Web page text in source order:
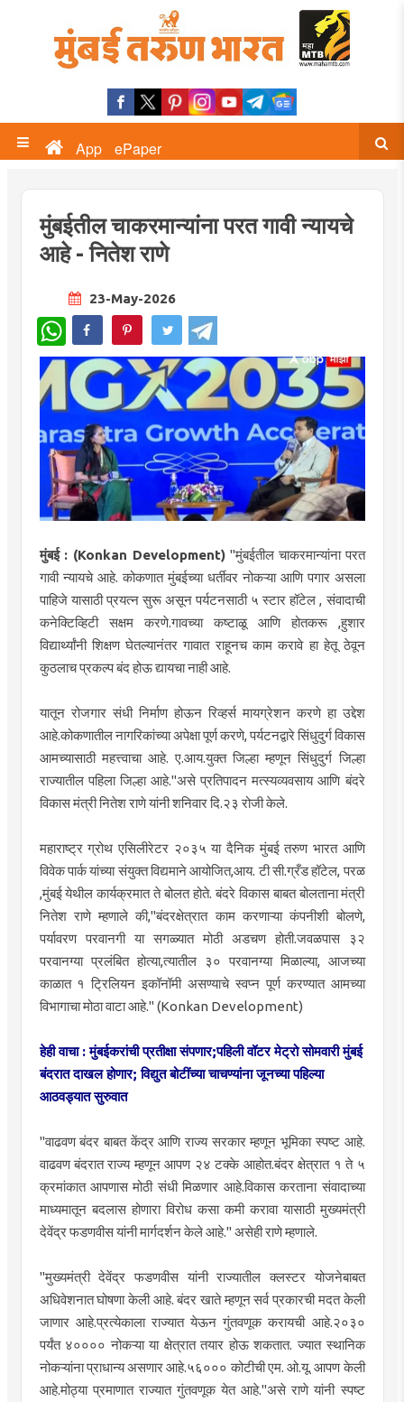
App ePaper
मुंबईतील चाकरमान्यांना परत गावी न्यायचे
आहे - नितेश राणे
23-May-2026
WhatsApp
मुंबई : (Konkan Development)"मुंबईतील चाकरमान्यांना परत
गावी न्यायचे आहे. कोकणात मुंबईच्या धर्तीवर नोकऱ्या आणि पगार असला
पाहिजे यासाठी प्रयत्न सुरू असून पर्यटनसाठी ५ स्टार हॉटेल , संवादाची
कनेक्टिव्हिटी सक्षम करणे.गावच्या कष्टाळू आणि होतकरू ,हुशार
विद्यार्थ्यांनी शिक्षण घेतल्यानंतर गावात राहूनच काम करावे हा हेतू ठेवून
कुठलाच प्रकल्प बंद होऊ द्यायचा नाही आहे.
यातून रोजगार संधी निर्माण होऊन रिव्हर्स मायग्रेशन करणे हा उद्देश
आहे.कोकणातील नागरिकांच्या अपेक्षा पूर्ण करणे, पर्यटनद्वारे सिंधुदुर्ग विकास
आमच्यासाठी महत्त्वाचा आहे. ए.आय.युक्त जिल्हा म्हणून सिंधुदुर्ग जिल्हा
राज्यातील पहिला जिल्हा आहे."असे प्रतिपादन मत्स्यव्यवसाय आणि बंदरे
विकास मंत्री नितेश राणे यांनी शनिवार दि.२३ रोजी केले.
महाराष्ट्र ग्रोथ एसिलीरेटर २०३५ या दैनिक मुंबई तरुण भारत आणि
विवेक पार्क यांच्या संयुक्त विद्यमाने आयोजित,आय. टी सी.ग्रँड हॉटेल, परळ
,मुंबई येथील कार्यक्रमात ते बोलत होते. बंदरे विकास बाबत बोलताना मंत्री
नितेश राणे म्हणाले की,"बंदरक्षेत्रात काम करणाऱ्या कंपनीशी बोलणे,
पर्यावरण परवानगी या सगळ्यात मोठी अडचण होती.जवळपास ३२
परवानग्या प्रलंबित होत्या,त्यातील ३० परवानग्या मिळाल्या, आजच्या
काळात १ ट्रिलियन इकॉनॉमी असण्याचे स्वप्न पूर्ण करण्यात आमच्या
विभागाचा मोठा वाटा आहे." (Konkan Development)
हेही वाचा : मुंबईकरांची प्रतीक्षा संपणार;पहिली वॉटर मेट्रो सोमवारी मुंबई
बंदरात दाखल होणार; विद्युत बोटींच्या चाचण्यांना जूनच्या पहिल्या
आठवड्यात सुरुवात
"वाढवण बंदर बाबत केंद्र आणि राज्य सरकार म्हणून भूमिका स्पष्ट आहे.
वाढवण बंदरात राज्य म्हणून आपण २४ टक्के आहोत.बंदर क्षेत्रात १ ते ५
क्रमांकात आपणास मोठी संधी मिळणार आहे.विकास करताना संवादाच्या
माध्यमातून बदलास होणारा विरोध कसा कमी करावा यासाठी मुख्यमंत्री
देवेंद्र फडणवीस यांनी मार्गदर्शन केले आहे." असेही राणे म्हणाले.
"मुख्यमंत्री देवेंद्र फडणवीस यांनी राज्यातील क्लस्टर योजनेबाबत
अधिवेशनात घोषणा केली आहे. बंदर खाते म्हणून सर्व प्रकारची मदत केली
जाणार आहे.प्रत्येकाला राज्यात येऊन गुंतवणूक करायची आहे.२०३०
पर्यंत ४०००० नोकऱ्या या क्षेत्रात तयार होऊ शकतात. ज्यात स्थानिक
नोकऱ्यांना प्राधान्य असणार आहे.५६००० कोटीची एम. ओ.यू. आपण केली
आहे.मोठ्या प्रमाणात राज्यात गुंतवणूक येत आहे."असे राणे यांनी स्पष्ट